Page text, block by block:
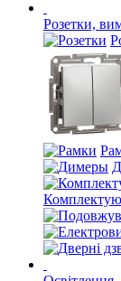
Розетки,